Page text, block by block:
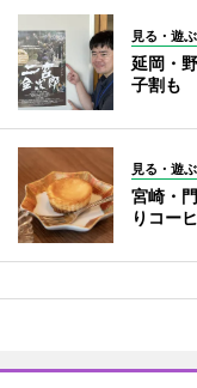
見る・遊ぶ
延岡・
子割も
見る・遊ぶ
宮崎・
りコー